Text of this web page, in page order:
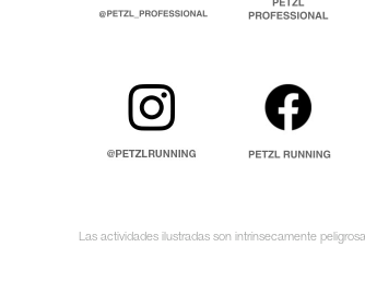
Las actividades ilustradas son intrínsecamente